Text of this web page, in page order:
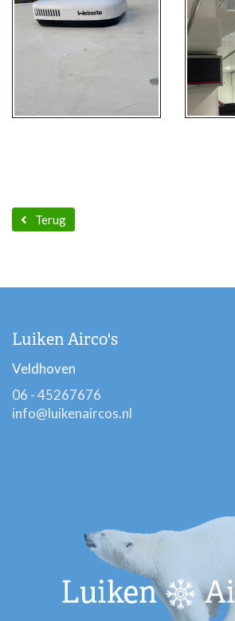
Terug
Luiken Airco's
Veldhoven
06 - 45267676
info@luikenaircos.nl